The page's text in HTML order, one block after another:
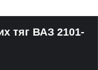
тяг ВАЗ 2101-